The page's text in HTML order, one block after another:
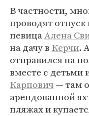
В частности,
проводят отпуск
певицаАлена
на дачу в Керчи.
отправился на
вместе с детьми
Карпович— там
арендованной
пляжах и